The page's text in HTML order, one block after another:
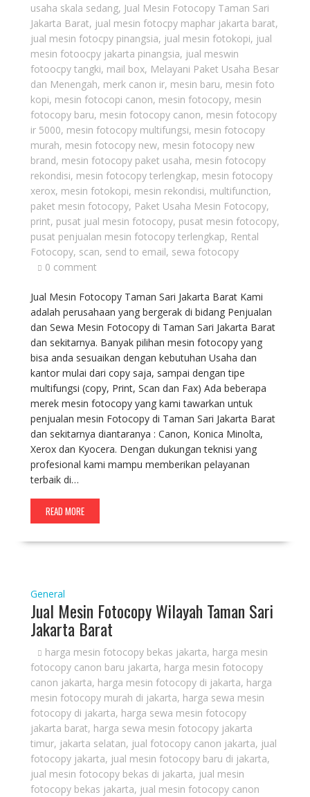
usaha skala sedang, Jual Mesin Fotocopy Taman Sari
Jakarta Barat, jual mesin fotocpy maphar jakarta barat,
jual mesin fotocpy pinangsia, jual mesin fotokopi, jual
mesin fotoocpy jakarta pinangsia, jual meswin
fotoocpy tangki, mail box, Melayani Paket Usaha Besar
dan Menengah, merk canon ir, mesin baru, mesin foto
kopi, mesin fotocopi canon, mesin fotocopy, mesin
fotocopy baru, mesin fotocopy canon, mesin fotocopy
ir 5000, mesin fotocopy multifungsi, mesin fotocopy
murah, mesin fotocopy new, mesin fotocopy new
brand, mesin fotocopy paket usaha, mesin fotocopy
rekondisi, mesin fotocopy terlengkap, mesin fotocopy
xerox, mesin fotokopi, mesin rekondisi, multifunction,
paket mesin fotocopy, Paket Usaha Mesin Fotocopy,
print, pusat jual mesin fotocopy, pusat mesin fotocopy,
pusat penjualan mesin fotocopy terlengkap, Rental
Fotocopy, scan, send to email, sewa fotocopy
0 comment
Jual Mesin Fotocopy Taman Sari Jakarta Barat Kami
adalah perusahaan yang bergerak di bidang Penjualan
dan Sewa Mesin Fotocopy di Taman Sari Jakarta Barat
dan sekitarnya. Banyak pilihan mesin fotocopy yang
bisa anda sesuaikan dengan kebutuhan Usaha dan
kantor mulai dari copy saja, sampai dengan tipe
multifungsi (copy, Print, Scan dan Fax) Ada beberapa
merek mesin fotocopy yang kami tawarkan untuk
penjualan mesin Fotocopy di Taman Sari Jakarta Barat
dan sekitarnya diantaranya : Canon, Konica Minolta,
Xerox dan Kyocera. Dengan dukungan teknisi yang
profesional kami mampu memberikan pelayanan
terbaik di…
READ MORE
General
Jual Mesin Fotocopy Wilayah Taman Sari
Jakarta Barat
harga mesin fotocopy bekas jakarta, harga mesin
fotocopy canon baru jakarta, harga mesin fotocopy
canon jakarta, harga mesin fotocopy di jakarta, harga
mesin fotocopy murah di jakarta, harga sewa mesin
fotocopy di jakarta, harga sewa mesin fotocopy
jakarta barat, harga sewa mesin fotocopy jakarta
timur, jakarta selatan, jual fotocopy canon jakarta, jual
fotocopy jakarta, jual mesin fotocopy baru di jakarta,
jual mesin fotocopy bekas di jakarta, jual mesin
fotocopy bekas jakarta, jual mesin fotocopy canon